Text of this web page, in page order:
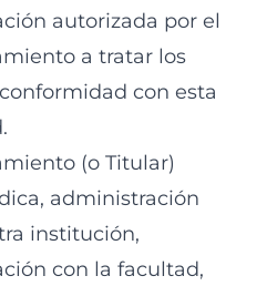
autorizada por el
a tratar los
con esta
(o Titular)
administración
institución,
con la facultad,